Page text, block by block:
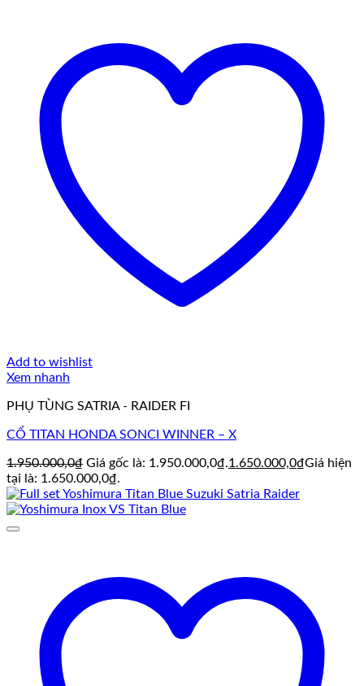
Add to wishlist
Xem nhanh
PHỤ TÙNG SATRIA - RAIDER FI
CỔ TITAN HONDA SONCI WINNER – X
1.950.000,0₫ Giá gốc là: 1.950.000,0₫.1.650.000,0₫Giá hiện
tại là: 1.650.000,0₫.